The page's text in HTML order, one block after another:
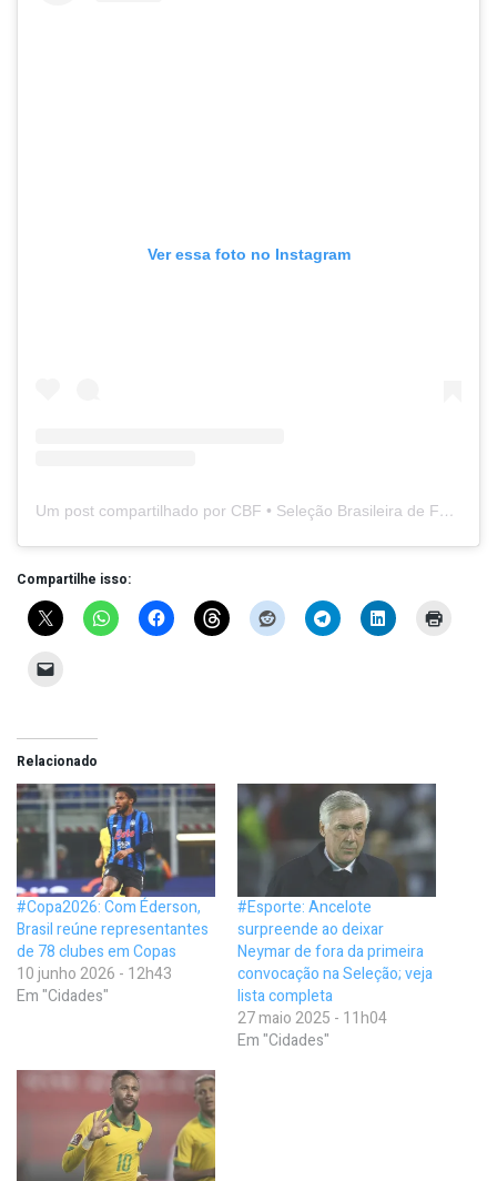
Ver essa foto no Instagram
Um post compartilhado por CBF • Seleção Brasileira de Futebol (@brasil)
Compartilhe isso:
Relacionado
#Copa2026: Com Éderson,
Brasil reúne representantes
de 78 clubes em Copas
10 junho 2026 - 12h43
Em "Cidades"
#Esporte: Ancelote
surpreende ao deixar
Neymar de fora da primeira
convocação na Seleção; veja
lista completa
27 maio 2025 - 11h04
Em "Cidades"